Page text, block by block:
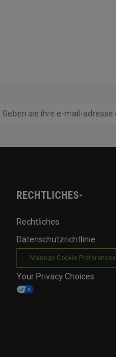
RECHTLICHES-
Rechtliches
Datenschutzrichtlinie
Manage Cookie Preferences
Your Privacy Choices